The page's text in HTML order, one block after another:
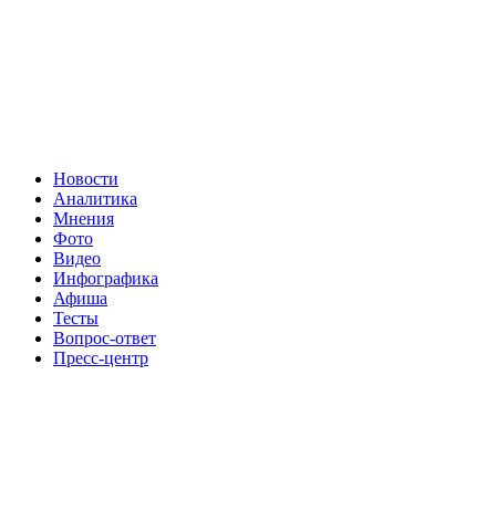
Новости
Аналитика
Мнения
Фото
Видео
Инфографика
Афиша
Тесты
Вопрос-ответ
Пресс-центр